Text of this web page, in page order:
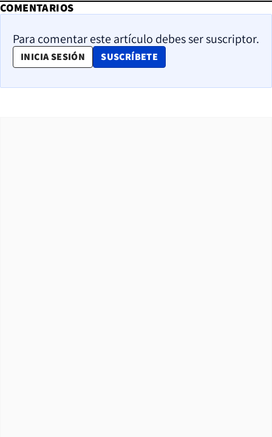
COMENTARIOS
Para comentar este artículo debes ser suscriptor.
INICIA SESIÓN SUSCRÍBETE
OPENS IN NEW WINDOW